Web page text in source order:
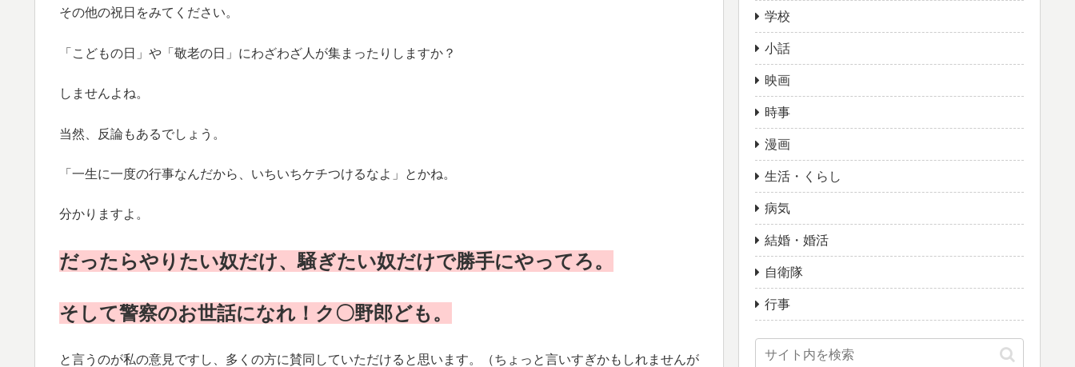
その他の祝日をみてください。
「こどもの日」や「敬老の日」にわざわざ人が集まったりしますか？
しませんよね。
当然、反論もあるでしょう。
「一生に一度の行事なんだから、いちいちケチつけるなよ」とかね。
分かりますよ。
だったらやりたい奴だけ、騒ぎたい奴だけで勝手にやってろ。
そして警察のお世話になれ！ク〇野郎ども。
と言うのが私の意見ですし、多くの方に賛同していただけると思います。（ちょっと言いすぎかもしれませんが
学校
小話
映画
時事
漫画
生活・くらし
病気
結婚・婚活
自衛隊
行事